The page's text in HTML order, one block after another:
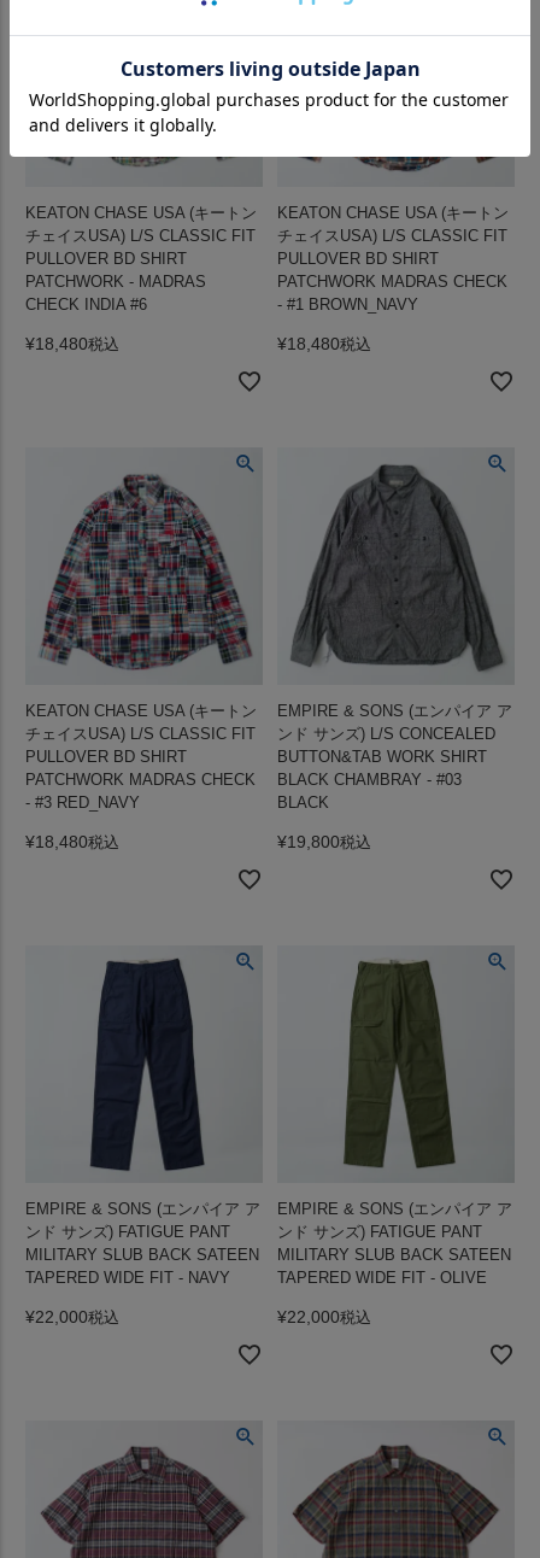
KEATON CHASE USA (キートン
チェイスUSA) L/S CLASSIC FIT
PULLOVER BD SHIRT
PATCHWORK - MADRAS
CHECK INDIA #6
¥18,480税込
KEATON CHASE USA (キートン
チェイスUSA) L/S CLASSIC FIT
PULLOVER BD SHIRT
PATCHWORK MADRAS CHECK
- #1 BROWN_NAVY
¥18,480税込
KEATON CHASE USA (キートン
チェイスUSA) L/S CLASSIC FIT
PULLOVER BD SHIRT
PATCHWORK MADRAS CHECK
- #3 RED_NAVY
¥18,480税込
EMPIRE & SONS (エンパイア ア
ンド サンズ) L/S CONCEALED
BUTTON&TAB WORK SHIRT
BLACK CHAMBRAY - #03
BLACK
¥19,800税込
EMPIRE & SONS (エンパイア ア
ンド サンズ) FATIGUE PANT
MILITARY SLUB BACK SATEEN
TAPERED WIDE FIT - NAVY
¥22,000税込
EMPIRE & SONS (エンパイア ア
ンド サンズ) FATIGUE PANT
MILITARY SLUB BACK SATEEN
TAPERED WIDE FIT - OLIVE
¥22,000税込